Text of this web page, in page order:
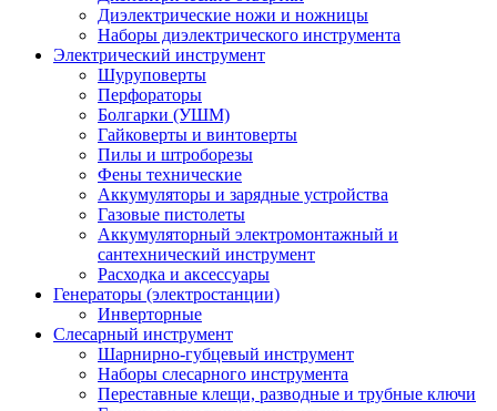
Диэлектрические ножи и ножницы
Наборы диэлектрического инструмента
Электрический инструмент
Шуруповерты
Перфораторы
Болгарки (УШМ)
Гайковерты и винтоверты
Пилы и штроборезы
Фены технические
Аккумуляторы и зарядные устройства
Газовые пистолеты
Аккумуляторный электромонтажный и
сантехнический инструмент
Расходка и аксессуары
Генераторы (электростанции)
Инверторные
Слесарный инструмент
Шарнирно-губцевый инструмент
Наборы слесарного инструмента
Переставные клещи, разводные и трубные ключи